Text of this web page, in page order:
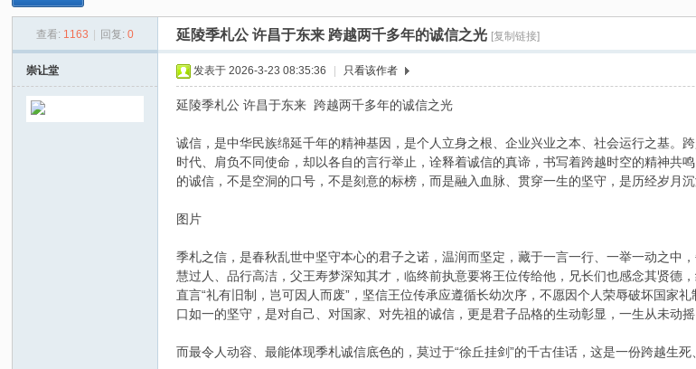
› ›
查看: 1163 回复: 0 延陵季札公 许昌于东来 跨越两千多年的诚信之光 [复制链接]
崇让堂 发表于 2026-3-23 08:35:36 只看该作者
延陵季札公 许昌于东来 跨越两千多年的诚信之光
诚信，是中华民族绵延千年的精神基因，是个人立身之根、企业兴业之本、社会运行之基
时代、肩负不同使命，却以各自的言行举止，诠释着诚信的真谛，书写着跨越时空的精神
的诚信，不是空洞的口号，不是刻意的标榜，而是融入血脉、贯穿一生的坚守，是历经岁月
图片
季札之信，是春秋乱世中坚守本心的君子之诺，温润而坚定，藏于一言一行、一举一动之
慧过人、品行高洁，父王寿梦深知其才，临终前执意要将王位传给他，兄长们也感念其贤
直言“礼有旧制，岂可因人而废”，坚信王位传承应遵循长幼次序，不愿因个人荣辱破坏国家
口如一的坚守，是对自己、对国家、对先祖的诚信，更是君子品格的生动彰显，一生从未动
而最令人动容、最能体现季札诚信底色的，莫过于“徐丘挂剑”的千古佳话，这是一份跨越生死